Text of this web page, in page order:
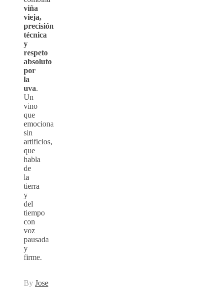
viña
vieja,
precisión
técnica
y
respeto
absoluto
por
la
uva.
Un
vino
que
emociona
sin
artificios,
que
habla
de
la
tierra
y
del
tiempo
con
voz
pausada
y
firme.
By Jose